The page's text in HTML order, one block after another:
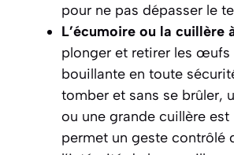
pour ne pas dépasser le
L’écumoire ou la cuillère
plonger et retirer les œufs
bouillante en toute
tomber et sans se brûler,
ou une grande cuillère est
permet un geste contrôlé